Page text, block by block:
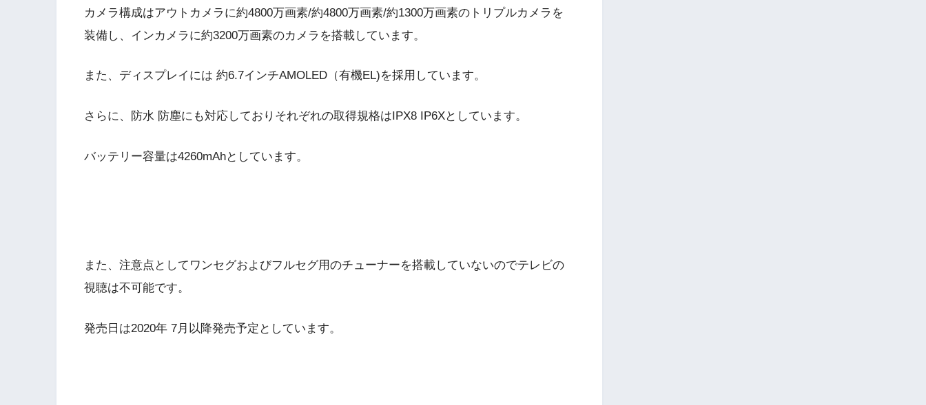
カメラ構成はアウトカメラに約4800万画素/約4800万画素/約1300万画素のトリプルカメラを
装備し、インカメラに約3200万画素のカメラを搭載しています。
また、ディスプレイには 約6.7インチAMOLED（有機EL)を採用しています。
さらに、防水 防塵にも対応しておりそれぞれの取得規格はIPX8 IP6Xとしています。
バッテリー容量は4260mAhとしています。
また、注意点としてワンセグおよびフルセグ用のチューナーを搭載していないのでテレビの
視聴は不可能です。
発売日は2020年 7月以降発売予定としています。